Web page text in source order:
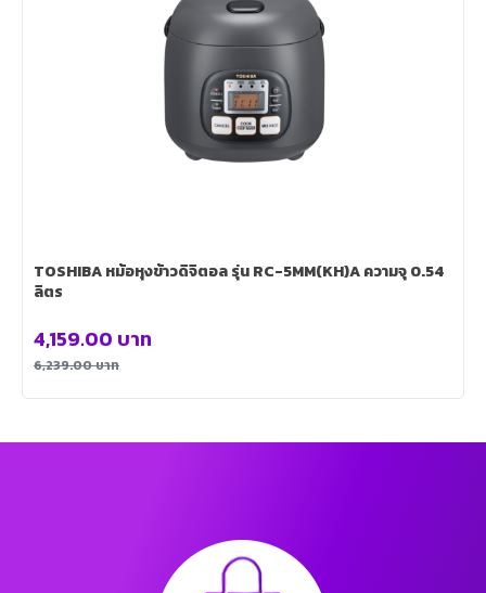
TOSHIBA หม้อหุงข้าวดิจิตอล รุ่น RC-5MM(KH)A ความจุ 0.54
ลิตร
6,239.00บาท
4,159.00 บาท